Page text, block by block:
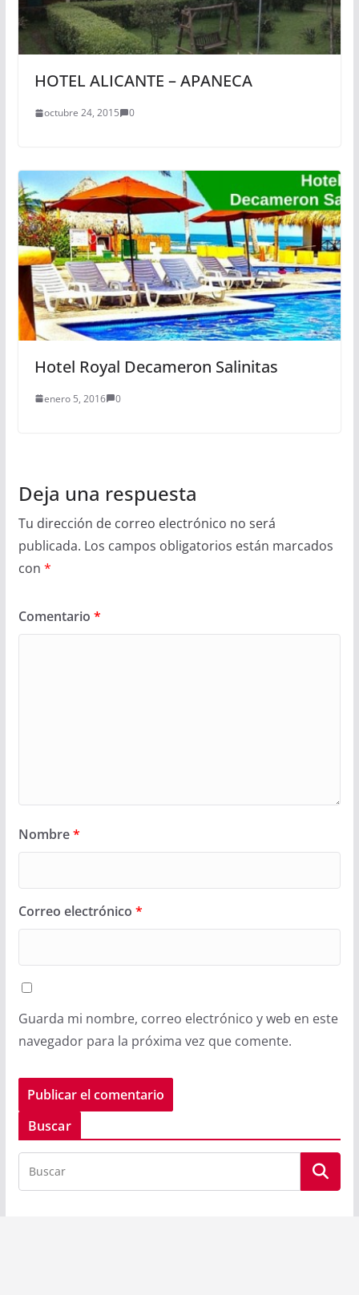
HOTEL ALICANTE – APANECA
octubre 24, 2015 0
Hotel Royal Decameron Salinitas
enero 5, 2016 0
Deja una respuesta
Tu dirección de correo electrónico no será
publicada. Los campos obligatorios están marcados
con *
Comentario *
Nombre*
Correo electrónico *
Guarda mi nombre, correo electrónico y web en este
navegador para la próxima vez que comente.
Buscar